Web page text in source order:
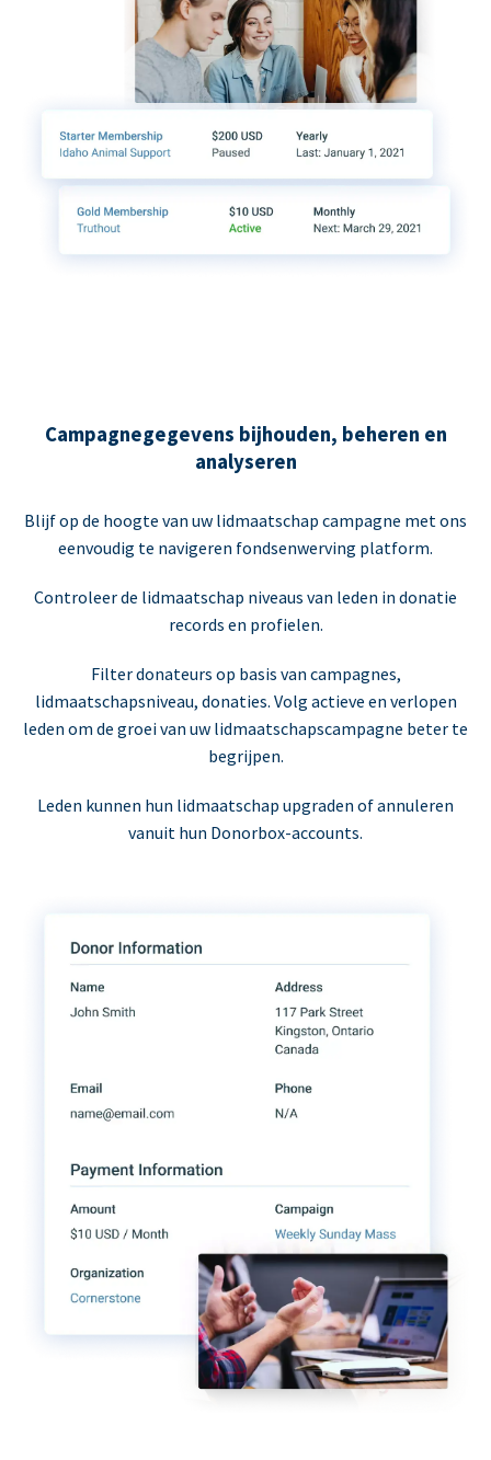
Campagnegegevens bijhouden, beheren en
analyseren
Blijf op de hoogte van uw lidmaatschap campagne met ons
eenvoudig te navigeren fondsenwerving platform.
Controleer de lidmaatschap niveaus van leden in donatie
records en profielen.
Filter donateurs op basis van campagnes,
lidmaatschapsniveau, donaties. Volg actieve en verlopen
leden om de groei van uw lidmaatschapscampagne beter te
begrijpen.
Leden kunnen hun lidmaatschap upgraden of annuleren
vanuit hun Donorbox-accounts.